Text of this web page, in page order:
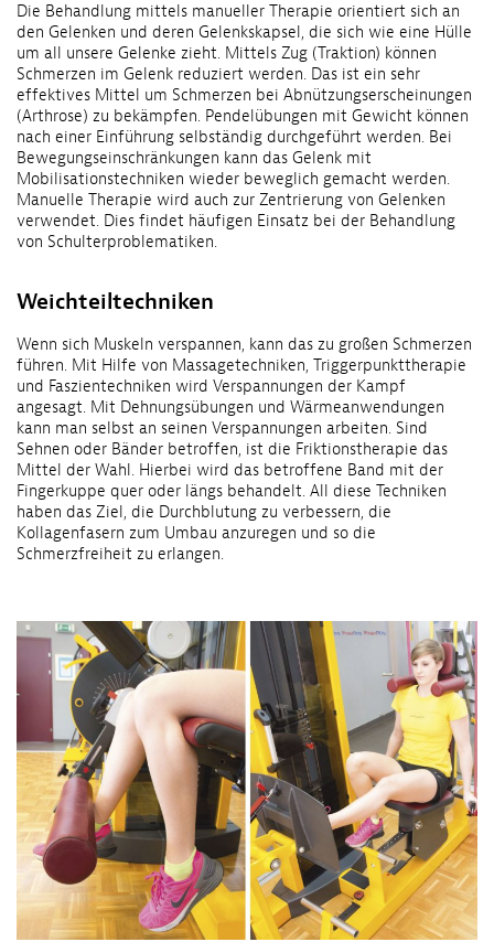
Die Behandlung mittels manueller Therapie orientiert sich an
den Gelenken und deren Gelenkskapsel, die sich wie eine Hülle
um all unsere Gelenke zieht. Mittels Zug (Traktion) können
Schmerzen im Gelenk reduziert werden. Das ist ein sehr
effektives Mittel um Schmerzen bei Abnützungserscheinungen
(Arthrose) zu bekämpfen. Pendelübungen mit Gewicht können
nach einer Einführung selbständig durchgeführt werden. Bei
Bewegungseinschränkungen kann das Gelenk mit
Mobilisationstechniken wieder beweglich gemacht werden.
Manuelle Therapie wird auch zur Zentrierung von Gelenken
verwendet. Dies findet häufigen Einsatz bei der Behandlung
von Schulterproblematiken.
Weichteiltechniken
Wenn sich Muskeln verspannen, kann das zu großen Schmerzen
führen. Mit Hilfe von Massagetechniken, Triggerpunkttherapie
und Faszientechniken wird Verspannungen der Kampf
angesagt. Mit Dehnungsübungen und Wärmeanwendungen
kann man selbst an seinen Verspannungen arbeiten. Sind
Sehnen oder Bänder betroffen, ist die Friktionstherapie das
Mittel der Wahl. Hierbei wird das betroffene Band mit der
Fingerkuppe quer oder längs behandelt. All diese Techniken
haben das Ziel, die Durchblutung zu verbessern, die
Kollagenfasern zum Umbau anzuregen und so die
Schmerzfreiheit zu erlangen.